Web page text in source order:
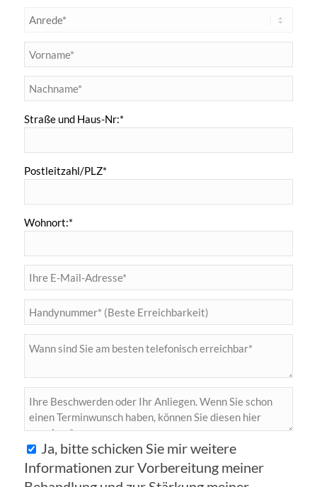
Straße und Haus-Nr:*
Postleitzahl/PLZ*
Wohnort:*
Ja, bitte schicken Sie mir weitere
Informationen zur Vorbereitung meiner